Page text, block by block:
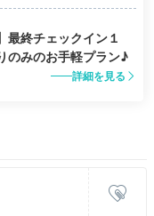
最終チェックイン１
のみのお手軽プラン♪
詳細を見る